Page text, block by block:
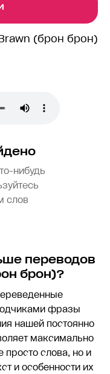
(брон брон)
нибудь
слов
переводов
брон)?
фразы
нашей постоянно
максимально
просто слова, но и
и особенности их